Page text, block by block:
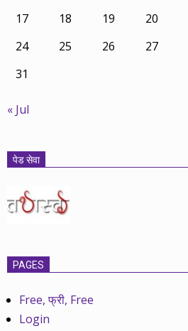
17
18 19 20
24
25 26 27
31
« Jul
पेड सेवा
PAGES
Free, फ्री, Free
Login